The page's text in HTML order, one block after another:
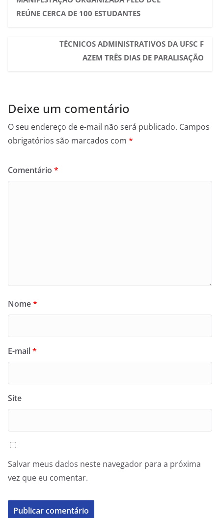
REÚNE CERCA DE 100 ESTUDANTES
TÉCNICOS ADMINISTRATIVOS DA UFSC F
AZEM TRÊS DIAS DE PARALISAÇÃO
Deixe um comentário
O seu endereço de e-mail não será publicado. Campos
obrigatórios são marcados com *
Comentário *
Nome*
E-mail*
Site
Salvar meus dados neste navegador para a próxima
vez que eu comentar.